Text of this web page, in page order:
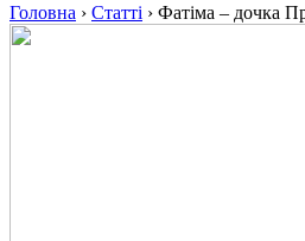
Головна › Статті › Фатіма – дочка